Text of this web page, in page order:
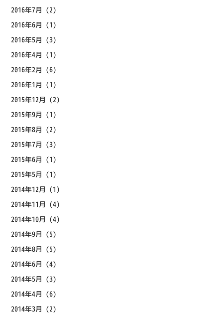
2016年7月 (2)
2016年6月 (1)
2016年5月 (3)
2016年4月 (1)
2016年2月 (6)
2016年1月 (1)
2015年12月 (2)
2015年9月 (1)
2015年8月 (2)
2015年7月 (3)
2015年6月 (1)
2015年5月 (1)
2014年12月 (1)
2014年11月 (4)
2014年10月 (4)
2014年9月 (5)
2014年8月 (5)
2014年6月 (4)
2014年5月 (3)
2014年4月 (6)
2014年3月 (2)